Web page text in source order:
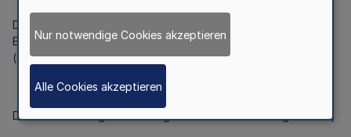
Die Verordnung über die Festlegung des städtebaulichen
Entwicklungsbereichs Köln-Chorweiler vom 5. Dezember 1972
(GV. NRW. S. 406, ber. 1973 S. 196) wird aufgehoben.
Diese Verordnung tritt am Tag nach ihrer Verkündung in Kraft,
Nur notwendige Cookies akzeptieren
Alle Cookies akzeptieren